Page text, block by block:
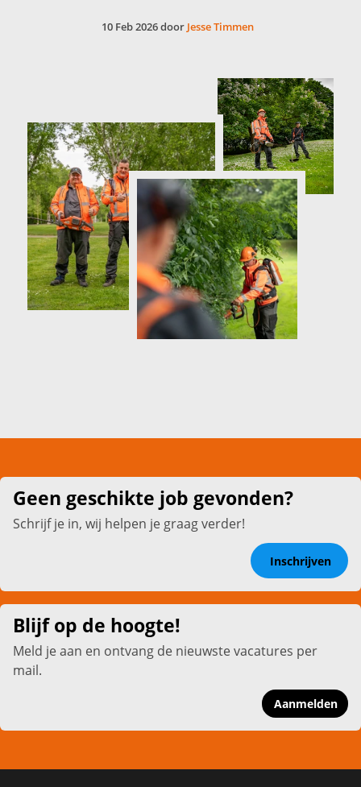
10 Feb 2026 door Jesse Timmen
Geen geschikte job gevonden?
Schrijf je in, wij helpen je graag verder!
Inschrijven
Blijf op de hoogte!
Meld je aan en ontvang de nieuwste vacatures per
mail.
Aanmelden